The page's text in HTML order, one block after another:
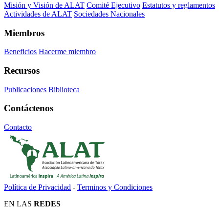
Misión y Visión de ALAT Comité Ejecutivo Estatutos y reglamentos
Actividades de ALAT Sociedades Nacionales
Miembros
Beneficios Hacerme miembro
Recursos
Publicaciones Biblioteca
Contáctenos
Contacto
Política de Privacidad - Terminos y Condiciones
EN LAS REDES